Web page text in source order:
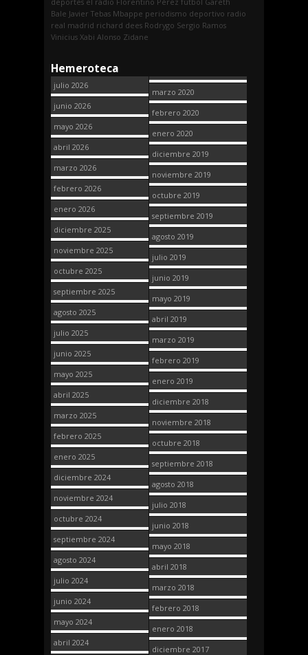
Bale Javier Tebas Mbappe periodismo deportivo radio
real madrid richard dees Rodrygo Sergio Ramos
Vinicius Xabi Alonso Zidane
Hemeroteca
julio 2026
junio 2026
mayo 2026
abril 2026
marzo 2026
febrero 2026
enero 2026
diciembre 2025
noviembre 2025
octubre 2025
septiembre 2025
agosto 2025
julio 2025
junio 2025
mayo 2025
abril 2025
marzo 2025
febrero 2025
enero 2025
diciembre 2024
noviembre 2024
octubre 2024
septiembre 2024
agosto 2024
julio 2024
junio 2024
mayo 2024
abril 2024
marzo 2020
febrero 2020
enero 2020
diciembre 2019
noviembre 2019
octubre 2019
septiembre 2019
agosto 2019
julio 2019
junio 2019
mayo 2019
abril 2019
marzo 2019
febrero 2019
enero 2019
diciembre 2018
noviembre 2018
octubre 2018
septiembre 2018
agosto 2018
julio 2018
junio 2018
mayo 2018
abril 2018
marzo 2018
febrero 2018
enero 2018
diciembre 2017